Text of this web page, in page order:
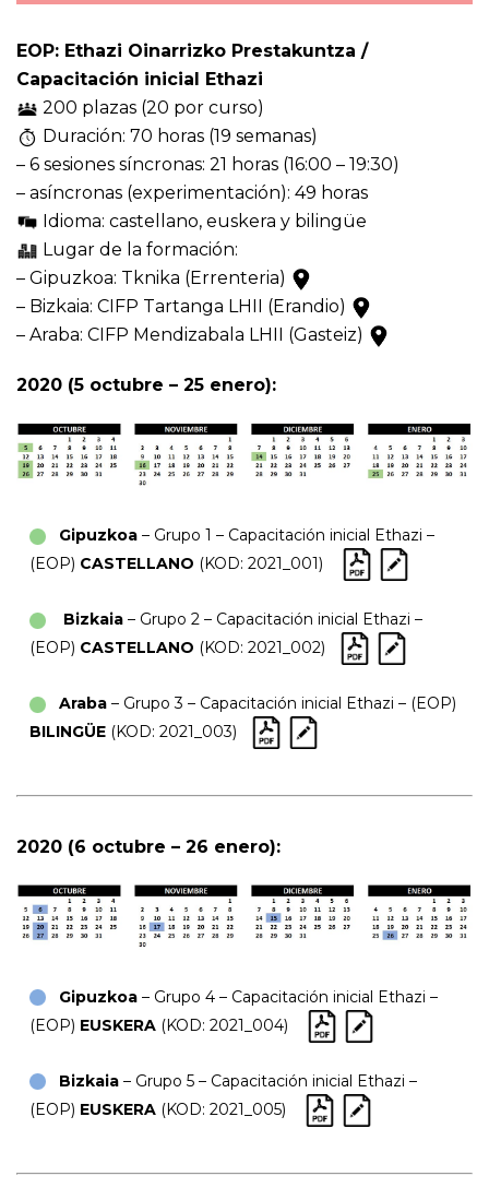
EOP: Ethazi Oinarrizko Prestakuntza /
Capacitación inicial Ethazi
200 plazas (20 por curso)
Duración: 70 horas (19 semanas)
– 6 sesiones síncronas: 21 horas (16:00 – 19:30)
– asíncronas (experimentación): 49 horas
Idioma: castellano, euskera y bilingüe
Lugar de la formación:
– Gipuzkoa: Tknika (Errenteria)
– Bizkaia: CIFP Tartanga LHII (Erandio)
– Araba: CIFP Mendizabala LHII (Gasteiz)
2020 (5 octubre – 25 enero):
Gipuzkoa – Grupo 1 – Capacitación inicial Ethazi –
(EOP) CASTELLANO (KOD: 2021_001)
Bizkaia – Grupo 2 – Capacitación inicial Ethazi –
(EOP) CASTELLANO (KOD: 2021_002)
Araba – Grupo 3 – Capacitación inicial Ethazi – (EOP)
BILINGÜE (KOD: 2021_003)
2020 (6 octubre – 26 enero):
Gipuzkoa – Grupo 4 – Capacitación inicial Ethazi –
(EOP) EUSKERA (KOD: 2021_004)
Bizkaia – Grupo 5 – Capacitación inicial Ethazi –
(EOP) EUSKERA (KOD: 2021_005)